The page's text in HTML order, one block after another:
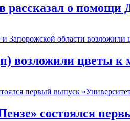
рассказал о помощи
цветы к
состоялся